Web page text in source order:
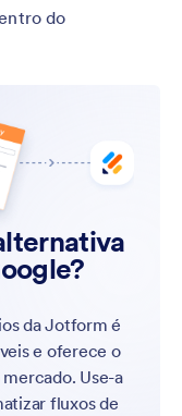
do
da Jotform é
e oferece o
Use-a
fluxos de